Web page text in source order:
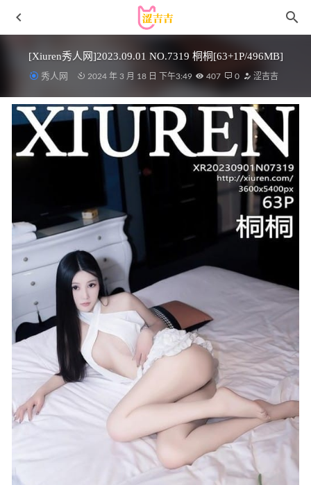
[Xiuren秀人网]2023.09.01 NO.7319 桐桐[63+1P/496MB]
秀人网 2024 年 3 月 18 日 下午3:49 407 0 涩吉吉
夏鸽鸽不想起床 – NO.034 ＆滢妹 双人浴室视频[10P3V-
146MB]
2025-04-25
[Xiuren秀人网]2025.09.02 NO.10718 南汐
RuRu[87P/911.44MB]
2026-05-04
[Xiuren秀人网]2025.09.19 NO.10785 汁汁[77P/955.25MB]
2026-04-25
余多多Dudu – 氛围紫皇女的诱惑力[1V-122MB]
[微密圈]水蜜桃米米 – 性感内衣[25P-101M]